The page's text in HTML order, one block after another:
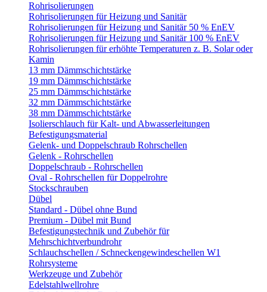
Rohrisolierungen
Rohrisolierungen für Heizung und Sanitär
Rohrisolierungen für Heizung und Sanitär 50 % EnEV
Rohrisolierungen für Heizung und Sanitär 100 % EnEV
Rohrisolierungen für erhöhte Temperaturen z. B. Solar oder
Kamin
13 mm Dämmschichtstärke
19 mm Dämmschichtstärke
25 mm Dämmschichtstärke
32 mm Dämmschichtstärke
38 mm Dämmschichtstärke
Isolierschlauch für Kalt- und Abwasserleitungen
Befestigungsmaterial
Gelenk- und Doppelschraub Rohrschellen
Gelenk - Rohrschellen
Doppelschraub - Rohrschellen
Oval - Rohrschellen für Doppelrohre
Stockschrauben
Dübel
Standard - Dübel ohne Bund
Premium - Dübel mit Bund
Befestigungstechnik und Zubehör für
Mehrschichtverbundrohr
Schlauchschellen / Schneckengewindeschellen W1
Rohrsysteme
Werkzeuge und Zubehör
Edelstahlwellrohre